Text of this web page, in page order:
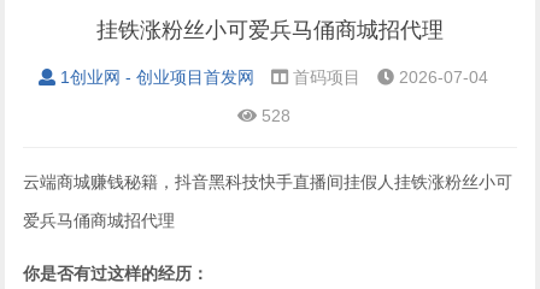
›
挂铁涨粉丝小可爱兵马俑商城招代理
1创业网 - 创业项目首发网 首码项目
2026-07-04
528
云端商城赚钱秘籍，抖音黑科技快手直播间挂假人挂铁涨粉丝小可
爱兵马俑商城招代理
你是否有过这样的经历：